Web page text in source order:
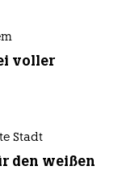
voller
Stadt
den weißen